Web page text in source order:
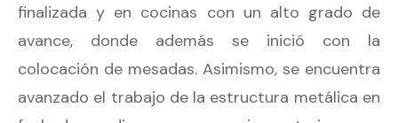
finalizada y en cocinas con un alto grado de
avance, donde además se inició con la
colocación de mesadas. Asimismo, se encuentra
avanzado el trabajo de la estructura metálica en